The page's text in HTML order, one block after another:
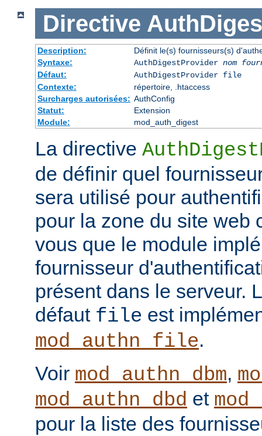
Directive
Description:
Définit le(s) fournisseurs(s)
Syntaxe:
AuthDigestProvider nom
Défaut:
AuthDigestProvider file
Contexte:
répertoire, .htaccess
Surcharges autorisées: AuthConfig
Statut:
Extension
Module:
mod_auth_digest
La directive
de définir quel
sera utilisé pour
pour la zone du site web
vous que le module
fournisseur
présent dans le serveur.
défaut file est
mod_authn_file.
Voir mod_authn_dbm,
mod_authn_dbd et
pour la liste des